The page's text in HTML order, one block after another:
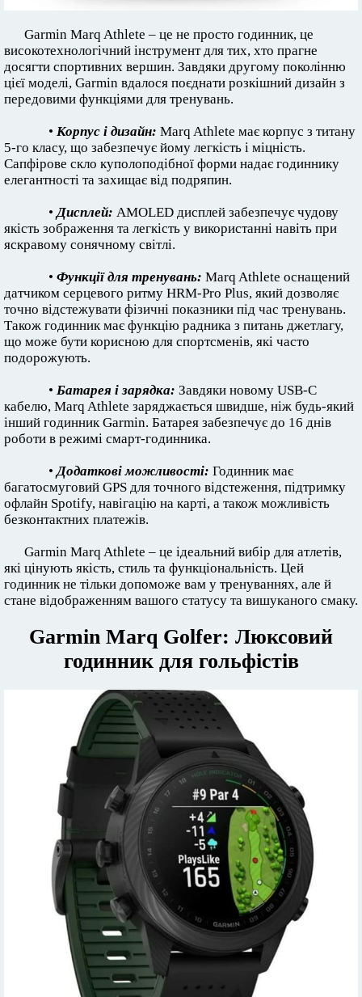
Garmin Marq Athlete – це не просто годинник, це
високотехнологічний інструмент для тих, хто прагне
досягти спортивних вершин. Завдяки другому поколінню
цієї моделі, Garmin вдалося поєднати розкішний дизайн з
передовими функціями для тренувань.
• Корпус і дизайн: Marq Athlete має корпус з титану
5-го класу, що забезпечує йому легкість і міцність.
Сапфірове скло куполоподібної форми надає годиннику
елегантності та захищає від подряпин.
•Дисплей: AMOLED дисплей забезпечує чудову
якість зображення та легкість у використанні навіть при
яскравому сонячному світлі.
• Функції для тренувань: Marq Athlete оснащений
датчиком серцевого ритму HRM-Pro Plus, який дозволяє
точно відстежувати фізичні показники під час тренувань.
Також годинник має функцію радника з питань джетлагу,
що може бути корисною для спортсменів, які часто
подорожують.
• Батарея і зарядка: Завдяки новому USB-C
кабелю, Marq Athlete заряджається швидше, ніж будь-який
інший годинник Garmin. Батарея забезпечує до 16 днів
роботи в режимі смарт-годинника.
•Додаткові можливості: Годинник має
багатосмуговий GPS для точного відстеження, підтримку
офлайн Spotify, навігацію на карті, а також можливість
безконтактних платежів.
Garmin Marq Athlete – це ідеальний вибір для атлетів,
які цінують якість, стиль та функціональність. Цей
годинник не тільки допоможе вам у тренуваннях, але й
стане відображенням вашого статусу та вишуканого смаку.
Garmin Marq Golfer: Люксовий
годинник для гольфістів